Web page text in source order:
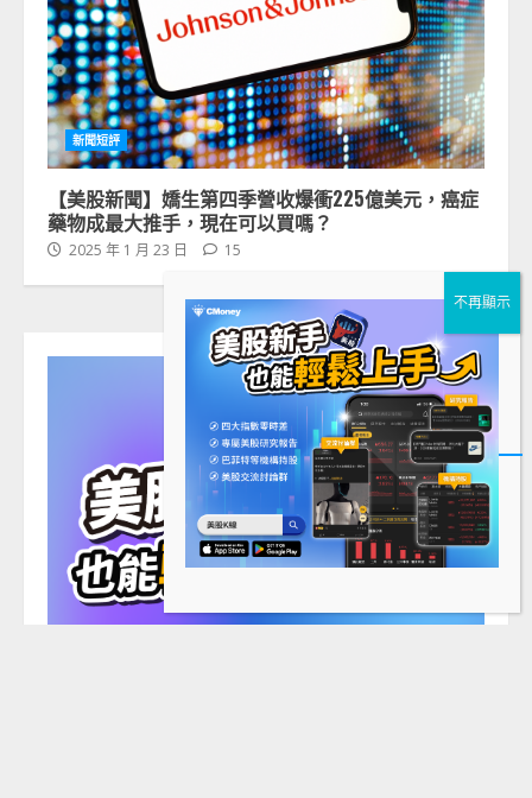
新聞短評
【美股新聞】嬌生第四季營收爆衝225億美元，癌症
藥物成最大推手，現在可以買嗎？
2025 年 1 月 23 日 15